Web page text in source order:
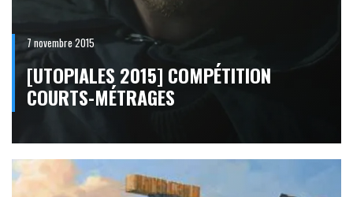
7 novembre 2015
[UTOPIALES 2015] COMPÉTITION
COURTS-MÉTRAGES